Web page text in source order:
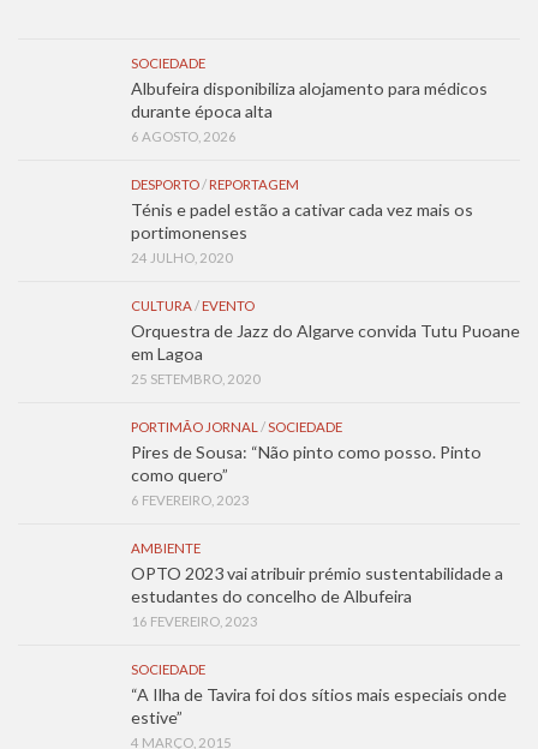
SOCIEDADE
Albufeira disponibiliza alojamento para médicos
durante época alta
6 AGOSTO, 2026
DESPORTO/ REPORTAGEM
Ténis e padel estão a cativar cada vez mais os
portimonenses
24 JULHO, 2020
CULTURA/ EVENTO
Orquestra de Jazz do Algarve convida Tutu Puoane
em Lagoa
25 SETEMBRO, 2020
PORTIMÃO JORNAL /SOCIEDADE
Pires de Sousa: “Não pinto como posso. Pinto
como quero”
6 FEVEREIRO, 2023
AMBIENTE
OPTO 2023 vai atribuir prémio sustentabilidade a
estudantes do concelho de Albufeira
16 FEVEREIRO, 2023
SOCIEDADE
“A Ilha de Tavira foi dos sítios mais especiais onde
estive”
4 MARÇO, 2015